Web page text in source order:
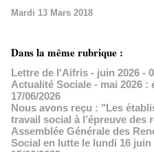
Mardi 13 Mars 2018
Dans la même rubrique :
Lettre de l'Aifris - juin 2026 -
Actualité Sociale - mai 2026
17/06/2026
Nous avons reçu : "Les
travail social à l’épreuve des
Assemblée Générale des
Social en lutte le lundi 16